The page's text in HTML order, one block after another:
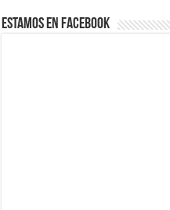
Estamos en Facebook